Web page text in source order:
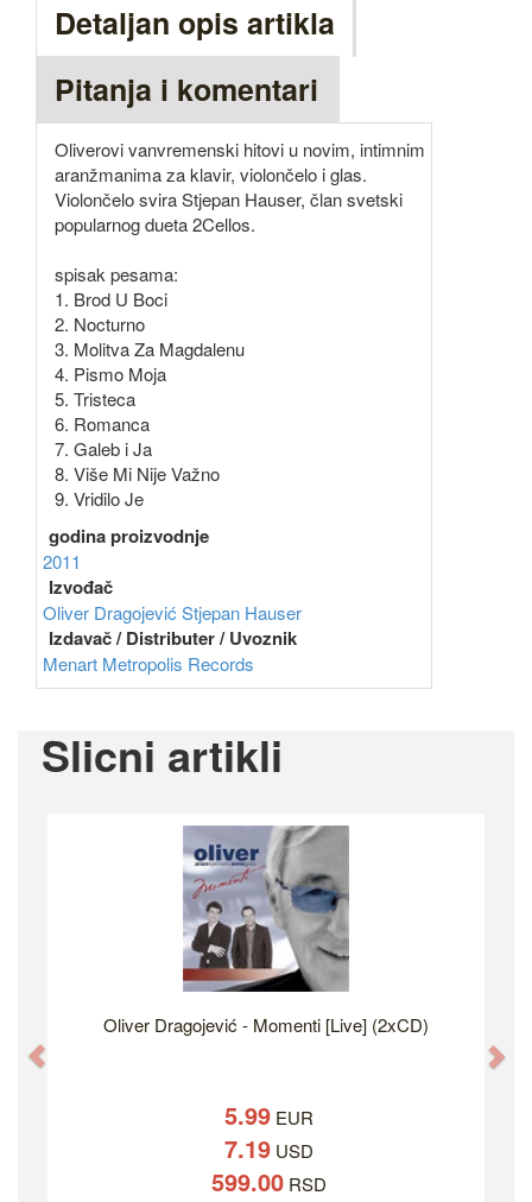
Detaljan opis artikla
Pitanja i komentari
Oliverovi vanvremenski hitovi u novim, intimnim
aranžmanima za klavir, violončelo i glas.
Violončelo svira Stjepan Hauser, član svetski
popularnog dueta 2Cellos.
spisak pesama:
1. Brod U Boci
2. Nocturno
3. Molitva Za Magdalenu
4. Pismo Moja
5. Tristeca
6. Romanca
7. Galeb i Ja
8. Više Mi Nije Važno
9. Vridilo Je
godina proizvodnje
2011
Izvođač
Oliver Dragojević Stjepan Hauser
Izdavač / Distributer / Uvoznik
Menart Metropolis Records
Slicni artikli
Oliver Dragojević - Momenti [Live] (2xCD)
5.99 EUR
7.19 USD
599.00 RSD